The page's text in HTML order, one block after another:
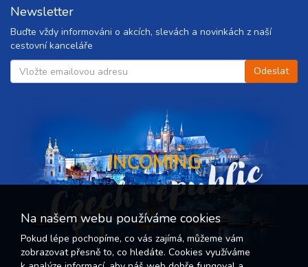
Newsletter
Buďte vždy informováni o akcích, slevách a novinkách z naší
cestovní kanceláře
INCOMING
Czech republic
Na našem webu používáme cookies
Pokud lépe pochopíme, co vás zajímá, můžeme vám
zobrazovat přesně to, co hledáte. Cookies využíváme